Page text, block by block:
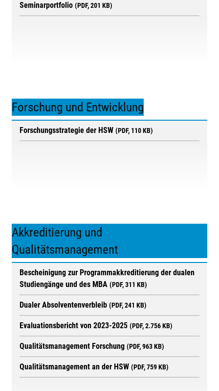
Seminarportfolio (PDF, 201 KB)
Forschung und Entwicklung
Forschungsstrategie der HSW (PDF, 110 KB)
Akkreditierung und
Qualitätsmanagement
Bescheinigung zur Programmakkreditierung der dualen
Studiengänge und des MBA (PDF, 311 KB)
Dualer Absolventenverbleib (PDF, 241 KB)
Evaluationsbericht von 2023-2025 (PDF, 2.756 KB)
Qualitätsmanagement Forschung (PDF, 963 KB)
Qualitätsmanagement an der HSW (PDF, 759 KB)